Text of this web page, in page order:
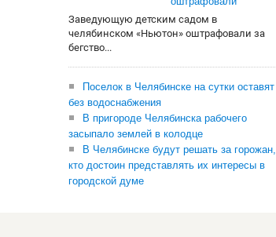
Заведующую детским садом в
челябинском «Ньютон» оштрафовали за
бегство...
Поселок в Челябинске на сутки оставят
без водоснабжения
В пригороде Челябинска рабочего
засыпало землей в колодце
В Челябинске будут решать за горожан,
кто достоин представлять их интересы в
городской думе